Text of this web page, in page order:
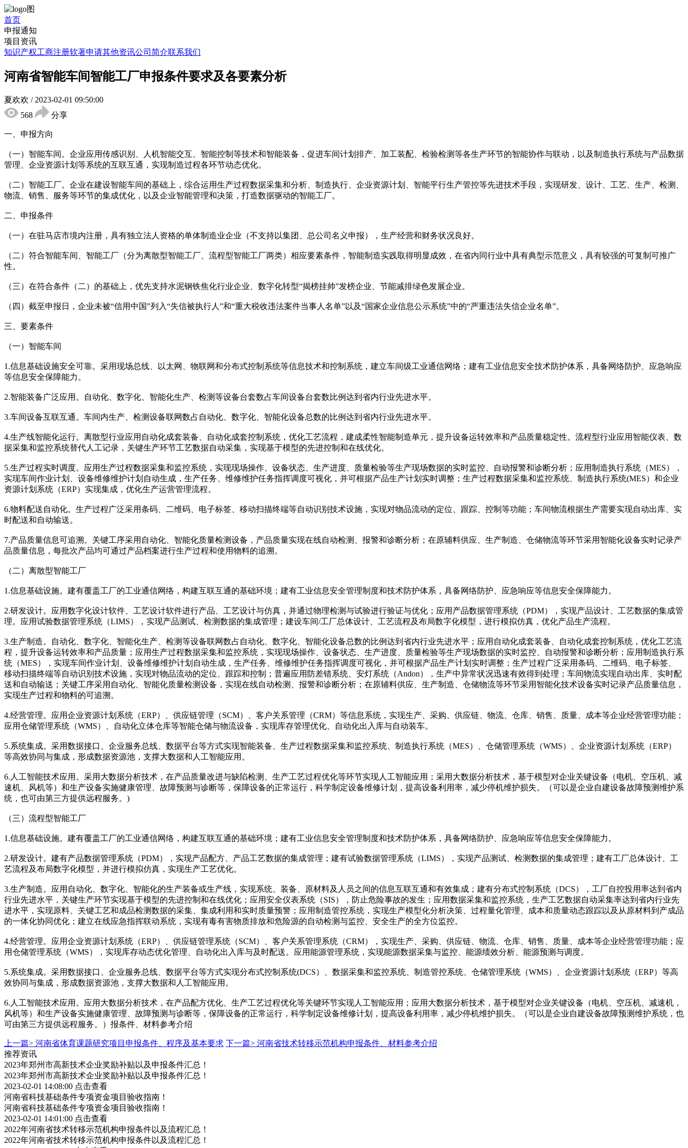
首页
申报通知
项目资讯
知识产权工商注册软著申请其他资讯公司简介联系我们
河南省智能车间智能工厂申报条件要求及各要素分析
夏欢欢 / 2023-02-01 09:50:00
568
分享
一、申报方向
（一）智能车间。企业应用传感识别、人机智能交互、智能控制等技术和智能装备，促进车间计划排产、加工装配、检验检测等各生产环节的智能协作与联动，以及制造执行系统与产品数据
管理、企业资源计划等系统的互联互通，实现制造过程各环节动态优化。
（二）智能工厂。企业在建设智能车间的基础上，综合运用生产过程数据采集和分析、制造执行、企业资源计划、智能平行生产管控等先进技术手段，实现研发、设计、工艺、生产、检测、
物流、销售、服务等环节的集成优化，以及企业智能管理和决策，打造数据驱动的智能工厂。
二、申报条件
（一）在驻马店市境内注册，具有独立法人资格的单体制造业企业（不支持以集团、总公司名义申报），生产经营和财务状况良好。
（二）符合智能车间、智能工厂（分为离散型智能工厂、流程型智能工厂两类）相应要素条件，智能制造实践取得明显成效，在省内同行业中具有典型示范意义，具有较强的可复制可推广
性。
（三）在符合条件（二）的基础上，优先支持水泥钢铁焦化行业企业、数字化转型“揭榜挂帅”发榜企业、节能减排绿色发展企业。
（四）截至申报日，企业未被“信用中国”列入“失信被执行人”和“重大税收违法案件当事人名单”以及“国家企业信息公示系统”中的“严重违法失信企业名单”。
三、要素条件
（一）智能车间
1.信息基础设施安全可靠。采用现场总线、以太网、物联网和分布式控制系统等信息技术和控制系统，建立车间级工业通信网络；建有工业信息安全技术防护体系，具备网络防护、应急响应
等信息安全保障能力。
2.智能装备广泛应用。自动化、数字化、智能化生产、检测等设备台套数占车间设备台套数比例达到省内行业先进水平。
3.车间设备互联互通。车间内生产、检测设备联网数占自动化、数字化、智能化设备总数的比例达到省内行业先进水平。
4.生产线智能化运行。离散型行业应用自动化成套装备、自动化成套控制系统，优化工艺流程，建成柔性智能制造单元，提升设备运转效率和产品质量稳定性。流程型行业应用智能仪表、数
据采集和监控系统替代人工记录，关键生产环节工艺数据自动采集，实现基于模型的先进控制和在线优化。
5.生产过程实时调度。应用生产过程数据采集和监控系统，实现现场操作、设备状态、生产进度、质量检验等生产现场数据的实时监控、自动报警和诊断分析；应用制造执行系统（MES），
实现车间作业计划、设备维修维护计划自动生成，生产任务、维修维护任务指挥调度可视化，并可根据产品生产计划实时调整；生产过程数据采集和监控系统、制造执行系统(MES）和企业
资源计划系统（ERP）实现集成，优化生产运营管理流程。
6.物料配送自动化。生产过程广泛采用条码、二维码、电子标签、移动扫描终端等自动识别技术设施，实现对物品流动的定位、跟踪、控制等功能；车间物流根据生产需要实现自动出库、实
时配送和自动输送。
7.产品质量信息可追溯。关键工序采用自动化、智能化质量检测设备，产品质量实现在线自动检测、报警和诊断分析；在原辅料供应、生产制造、仓储物流等环节采用智能化设备实时记录产
品质量信息，每批次产品均可通过产品档案进行生产过程和使用物料的追溯。
（二）离散型智能工厂
1.信息基础设施。建有覆盖工厂的工业通信网络，构建互联互通的基础环境；建有工业信息安全管理制度和技术防护体系，具备网络防护、应急响应等信息安全保障能力。
2.研发设计。应用数字化设计软件、工艺设计软件进行产品、工艺设计与仿真，并通过物理检测与试验进行验证与优化；应用产品数据管理系统（PDM），实现产品设计、工艺数据的集成管
理。应用试验数据管理系统（LIMS），实现产品测试、检测数据的集成管理；建设车间/工厂总体设计、工艺流程及布局数字化模型，进行模拟仿真，优化产品生产流程。
3.生产制造。自动化、数字化、智能化生产、检测等设备联网数占自动化、数字化、智能化设备总数的比例达到省内行业先进水平；应用自动化成套装备、自动化成套控制系统，优化工艺流
程，提升设备运转效率和产品质量；应用生产过程数据采集和监控系统，实现现场操作、设备状态、生产进度、质量检验等生产现场数据的实时监控、自动报警和诊断分析；应用制造执行系
统（MES），实现车间作业计划、设备维修维护计划自动生成，生产任务、维修维护任务指挥调度可视化，并可根据产品生产计划实时调整；生产过程广泛采用条码、二维码、电子标签、
移动扫描终端等自动识别技术设施，实现对物品流动的定位、跟踪和控制；普遍应用防差错系统、安灯系统（Andon），生产中异常状况迅速有效得到处理；车间物流实现自动出库、实时配
送和自动输送；关键工序采用自动化、智能化质量检测设备，实现在线自动检测、报警和诊断分析；在原辅料供应、生产制造、仓储物流等环节采用智能化技术设备实时记录产品质量信息，
实现生产过程和物料的可追溯。
4.经营管理。应用企业资源计划系统（ERP）、供应链管理（SCM）、客户关系管理（CRM）等信息系统，实现生产、采购、供应链、物流、仓库、销售、质量、成本等企业经营管理功能；
应用仓储管理系统（WMS）、自动化立体仓库等智能仓储与物流设备，实现库存管理优化、自动化出入库与自动装车。
5.系统集成。采用数据接口、企业服务总线、数据平台等方式实现智能装备、生产过程数据采集和监控系统、制造执行系统（MES）、仓储管理系统（WMS）、企业资源计划系统（ERP）
等高效协同与集成，形成数据资源池，支撑大数据和人工智能应用。
6.人工智能技术应用。采用大数据分析技术，在产品质量改进与缺陷检测、生产工艺过程优化等环节实现人工智能应用；采用大数据分析技术，基于模型对企业关键设备（电机、空压机、减
速机、风机等）和生产设备实施健康管理、故障预测与诊断等，保障设备的正常运行，科学制定设备维修计划，提高设备利用率，减少停机维护损失。（可以是企业自建设备故障预测维护系
统，也可由第三方提供远程服务。)
（三）流程型智能工厂
1.信息基础设施。建有覆盖工厂的工业通信网络，构建互联互通的基础环境；建有工业信息安全管理制度和技术防护体系，具备网络防护、应急响应等信息安全保障能力。
2.研发设计。建有产品数据管理系统（PDM），实现产品配方、产品工艺数据的集成管理；建有试验数据管理系统（LIMS），实现产品测试、检测数据的集成管理；建有工厂总体设计、工
艺流程及布局数字化模型，并进行模拟仿真，实现生产工艺优化。
3.生产制造。应用自动化、数字化、智能化的生产装备或生产线，实现系统、装备、原材料及人员之间的信息互联互通和有效集成；建有分布式控制系统（DCS），工厂自控投用率达到省内
行业先进水平，关键生产环节实现基于模型的先进控制和在线优化；应用安全仪表系统（SIS），防止危险事故的发生；应用数据采集和监控系统，生产工艺数据自动采集率达到省内行业先
进水平，实现原料、关键工艺和成品检测数据的采集、集成利用和实时质量预警；应用制造管控系统，实现生产模型化分析决策、过程量化管理、成本和质量动态跟踪以及从原材料到产成品
的一体化协同优化；建立在线应急指挥联动系统，实现有毒有害物质排放和危险源的自动检测与监控、安全生产的全方位监控。
4.经营管理。应用企业资源计划系统（ERP）、供应链管理系统（SCM）、客户关系管理系统（CRM），实现生产、采购、供应链、物流、仓库、销售、质量、成本等企业经营管理功能；应
用仓储管理系统（WMS），实现库存动态优化管理、自动化出入库与及时配送。应用能源管理系统，实现能源数据采集与监控、能源绩效分析、能源预测与调度。
5.系统集成。采用数据接口、企业服务总线、数据平台等方式实现分布式控制系统(DCS）、数据采集和监控系统、制造管控系统、仓储管理系统（WMS）、企业资源计划系统（ERP）等高
效协同与集成，形成数据资源池，支撑大数据和人工智能应用。
6.人工智能技术应用。应用大数据分析技术，在产品配方优化、生产工艺过程优化等关键环节实现人工智能应用；应用大数据分析技术，基于模型对企业关键设备（电机、空压机、减速机，
风机等）和生产设备实施健康管理、故障预测与诊断等，保障设备的正常运行，科学制定设备维修计划，提高设备利用率，减少停机维护损失。（可以是企业自建设备故障预测维护系统，也
可由第三方提供远程服务。）报条件、材料参考介绍
上一篇> 河南省体育课题研究项目申报条件、程序及基本要求 下一篇> 河南省技术转移示范机构申报条件、材料参考介绍
推荐资讯
2023年郑州市高新技术企业奖励补贴以及申报条件汇总！
2023年郑州市高新技术企业奖励补贴以及申报条件汇总！
2023-02-01 14:08:00 点击查看
河南省科技基础条件专项资金项目验收指南！
河南省科技基础条件专项资金项目验收指南！
2023-02-01 14:01:00 点击查看
2022年河南省技术转移示范机构申报条件以及流程汇总！
2022年河南省技术转移示范机构申报条件以及流程汇总！